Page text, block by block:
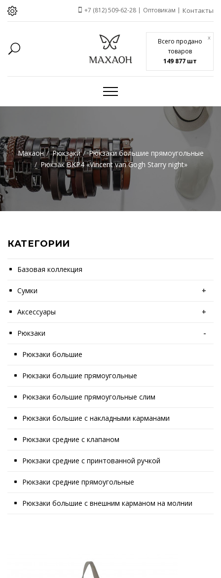
Всего продано
товаров
149 877 шт
x
+7 (812) 509-62-28 Оптовикам Контакты
Махаон Рюкзаки
Рюкзаки большие прямоугольные
Рюкзак BKP4 «Vincent van Gogh Starry night»
КАТЕГОРИИ
Базовая коллекция
Сумки +
Аксессуары +
Рюкзаки -
Рюкзаки большие
Рюкзаки большие прямоугольные
Рюкзаки большие прямоугольные слим
Рюкзаки большие с накладными карманами
Рюкзаки средние с клапаном
Рюкзаки средние с принтованной ручкой
Рюкзаки средние прямоугольные
Рюкзаки большие с внешним карманом на молнии